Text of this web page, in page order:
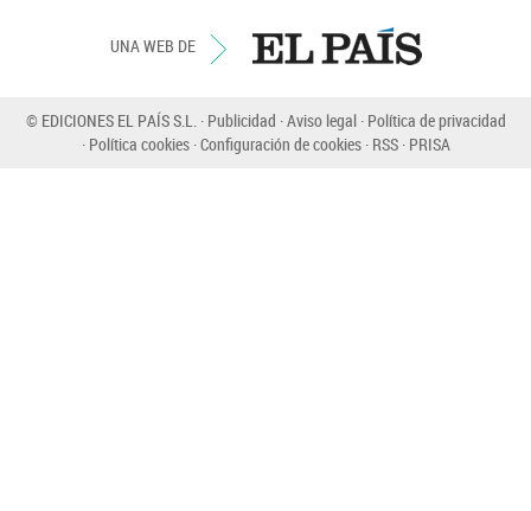
UNA WEB DE
© EDICIONES EL PAÍS S.L. Publicidad Aviso legal Política de privacidad
Política cookies Configuración de cookies RSS PRISA